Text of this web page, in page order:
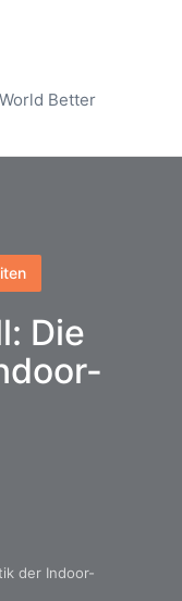
Better
Die
der Indoor-